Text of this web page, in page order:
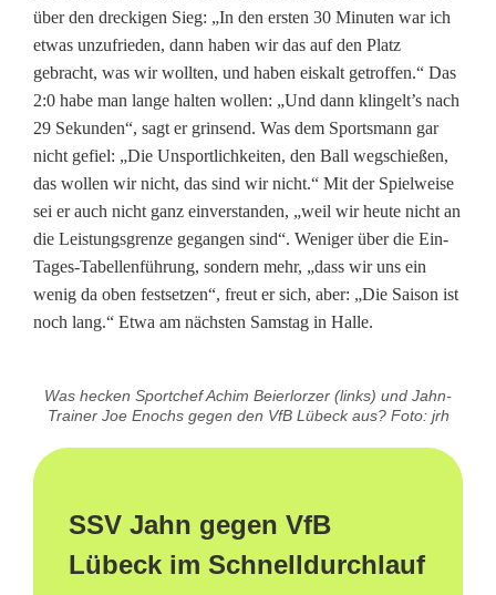
über den dreckigen Sieg: „In den ersten 30 Minuten war ich
etwas unzufrieden, dann haben wir das auf den Platz
gebracht, was wir wollten, und haben eiskalt getroffen.“ Das
2:0 habe man lange halten wollen: „Und dann klingelt’s nach
29 Sekunden“, sagt er grinsend. Was dem Sportsmann gar
nicht gefiel: „Die Unsportlichkeiten, den Ball wegschießen,
das wollen wir nicht, das sind wir nicht.“ Mit der Spielweise
sei er auch nicht ganz einverstanden, „weil wir heute nicht an
die Leistungsgrenze gegangen sind“. Weniger über die Ein-
Tages-Tabellenführung, sondern mehr, „dass wir uns ein
wenig da oben festsetzen“, freut er sich, aber: „Die Saison ist
noch lang.“ Etwa am nächsten Samstag in Halle.
Was hecken Sportchef Achim Beierlorzer (links) und Jahn-
Trainer Joe Enochs gegen den VfB Lübeck aus? Foto: jrh
SSV Jahn gegen VfB
Lübeck im Schnelldurchlauf